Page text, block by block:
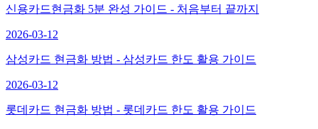
신용카드현금화 5분 완성 가이드 - 처음부터 끝까지
2026-03-12
삼성카드 현금화 방법 - 삼성카드 한도 활용 가이드
2026-03-12
롯데카드 현금화 방법 - 롯데카드 한도 활용 가이드